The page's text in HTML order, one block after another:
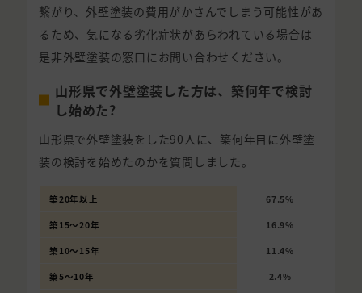
繋がり、外壁塗装の費用がかさんでしまう可能性があ
るため、気になる劣化症状があらわれている場合は
是非外壁塗装の窓口にお問い合わせください。
山形県で外壁塗装した方は、築何年で検討
し始めた?
山形県で外壁塗装をした90人に、築何年目に外壁塗
装の検討を始めたのかを質問しました。
築20年以上 67.5%
築15〜20年 16.9%
築10〜15年 11.4%
築5〜10年 2.4%